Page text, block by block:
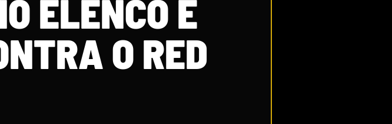
ELENCO E
O RED